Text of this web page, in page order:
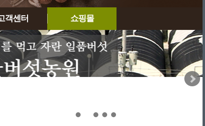
객센터
사항
묻는질문
객게시판
쇼핑몰